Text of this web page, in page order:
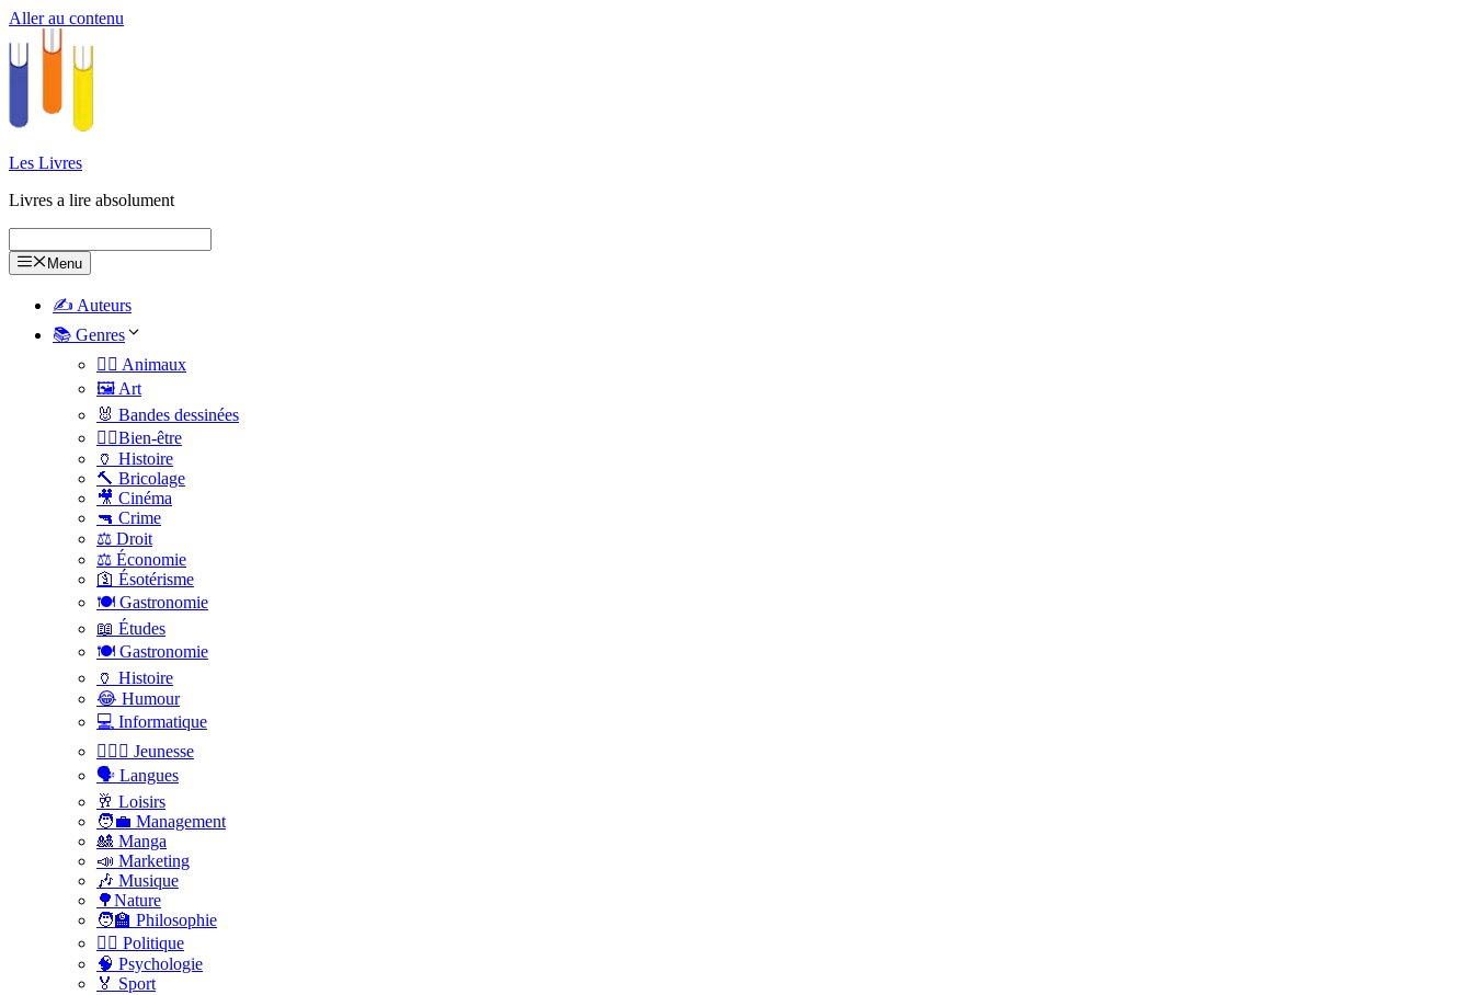
Aller au contenu
Les Livres
Livres a lire absolument
Menu
✍️ Auteurs
📚 Genres
🐕‍🦺 Animaux
🖼️ Art
🐰 Bandes dessinées
🧑‍⚕️Bien-être
🏺 Histoire
🔨 Bricolage
🎥 Cinéma
🔫 Crime
⚖️ Droit
⚖️ Économie
🛐 Ésotérisme
🍽️ Gastronomie
📖 Études
🍽️ Gastronomie
🏺 Histoire
😂 Humour
💻 Informatique
🤸🏽‍♀️ Jeunesse
🗣 Langues
🥂 Loisirs
🧑‍💼 Management
🎎 Manga
📣 Marketing
🎶 Musique
🌳Nature
🧑‍🏫 Philosophie
👨‍⚖️ Politique
🧠 Psychologie
🏅 Sport